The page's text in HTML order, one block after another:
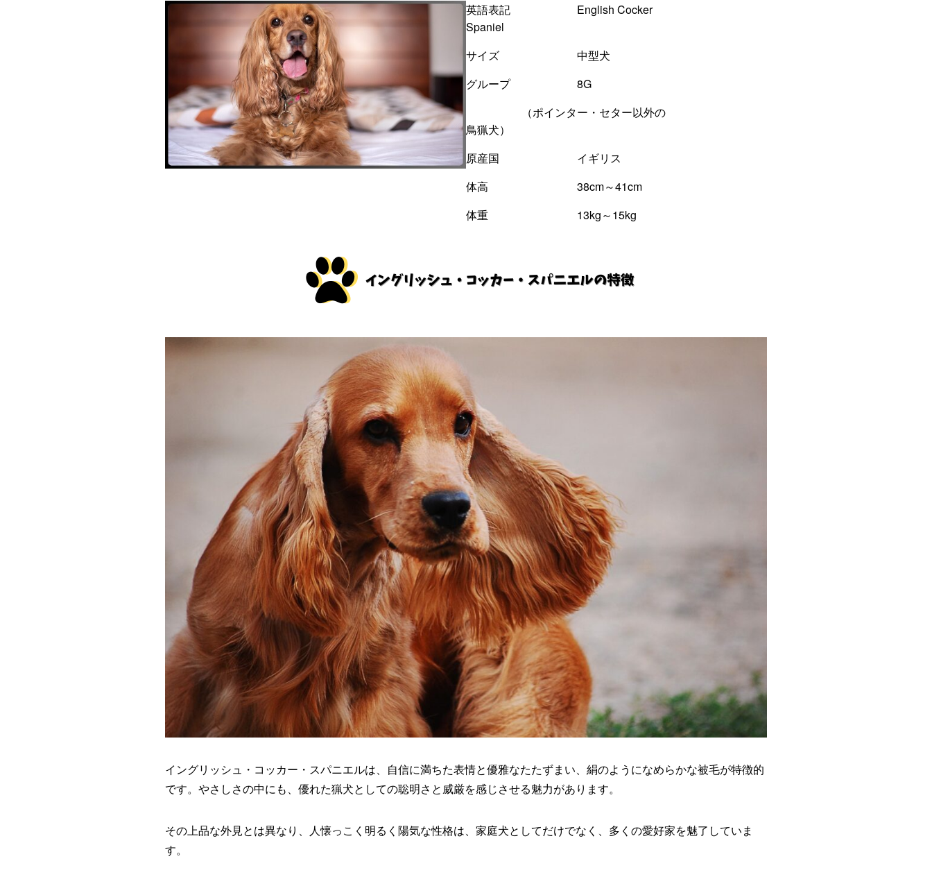
英語表記 English Cocker
Spaniel
サイズ 中型犬
グループ 8G
（ポインター・セター以外の
鳥猟犬）
原産国 イギリス
体高 38cm～41cm
体重 13kg～15kg
イングリッシュ・コッカー・スパニエルは、自信に満ちた表情と優雅なたたずまい、絹のようになめらかな被毛が特徴的
です。やさしさの中にも、優れた猟犬としての聡明さと威厳を感じさせる魅力があります。
その上品な外見とは異なり、人懐っこく明るく陽気な性格は、家庭犬としてだけでなく、多くの愛好家を魅了していま
す。